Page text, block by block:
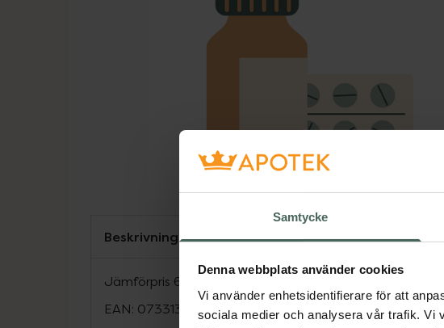
Samtycke
Denna webbplats använder cookies
Vi använder enhetsidentifierare för att
sociala medier och analysera vår trafik. Vi
Lista: . Innehåller 1 objekt.
Beskrivning
Jämförpris 65,83 kr
EAN: 07331307000794